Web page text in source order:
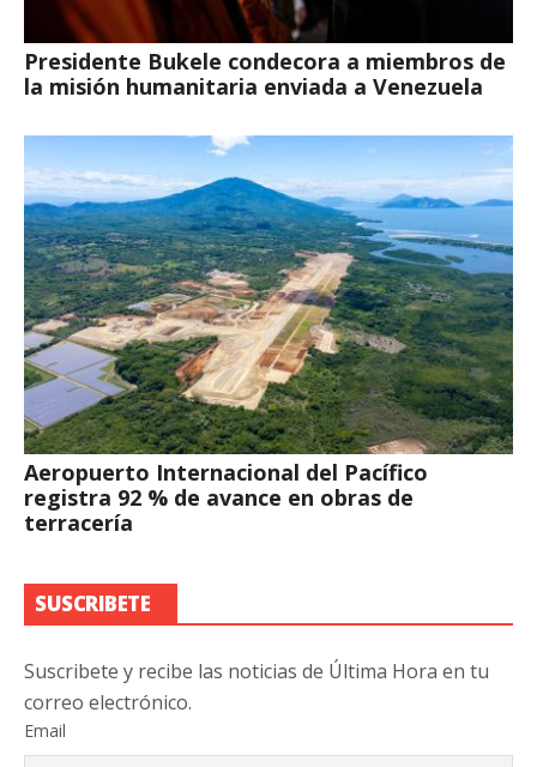
Presidente Bukele condecora a miembros de
la misión humanitaria enviada a Venezuela
Aeropuerto Internacional del Pacífico
registra 92 % de avance en obras de
terracería
SUSCRIBETE
Suscribete y recibe las noticias de Última Hora en tu
correo electrónico.
Email